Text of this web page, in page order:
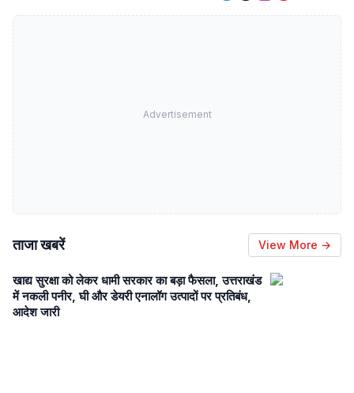
Advertisement
ताजा खबरें View More →
खाद्य सुरक्षा को लेकर धामी सरकार का बड़ा फैसला, उत्तराखंड
में नकली पनीर, घी और डेयरी एनालॉग उत्पादों पर प्रतिबंध,
आदेश जारी